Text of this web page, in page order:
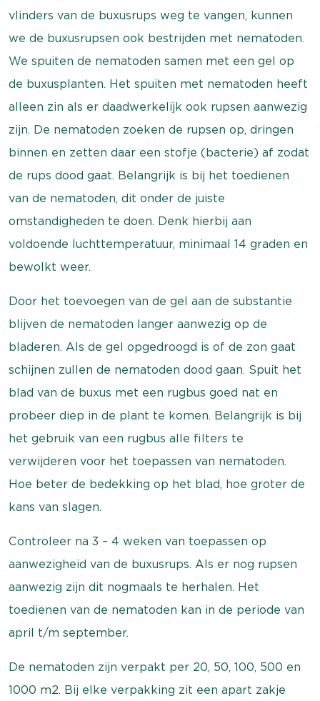
vlinders van de buxusrups weg te vangen, kunnen
we de buxusrupsen ook bestrijden met nematoden.
We spuiten de nematoden samen met een gel op
de buxusplanten. Het spuiten met nematoden heeft
alleen zin als er daadwerkelijk ook rupsen aanwezig
zijn. De nematoden zoeken de rupsen op, dringen
binnen en zetten daar een stofje (bacterie) af zodat
de rups dood gaat. Belangrijk is bij het toedienen
van de nematoden, dit onder de juiste
omstandigheden te doen. Denk hierbij aan
voldoende luchttemperatuur, minimaal 14 graden en
bewolkt weer.
Door het toevoegen van de gel aan de substantie
blijven de nematoden langer aanwezig op de
bladeren. Als de gel opgedroogd is of de zon gaat
schijnen zullen de nematoden dood gaan. Spuit het
blad van de buxus met een rugbus goed nat en
probeer diep in de plant te komen. Belangrijk is bij
het gebruik van een rugbus alle filters te
verwijderen voor het toepassen van nematoden.
Hoe beter de bedekking op het blad, hoe groter de
kans van slagen.
Controleer na 3 – 4 weken van toepassen op
aanwezigheid van de buxusrups. Als er nog rupsen
aanwezig zijn dit nogmaals te herhalen. Het
toedienen van de nematoden kan in de periode van
april t/m september.
De nematoden zijn verpakt per 20, 50, 100, 500 en
1000 m2. Bij elke verpakking zit een apart zakje